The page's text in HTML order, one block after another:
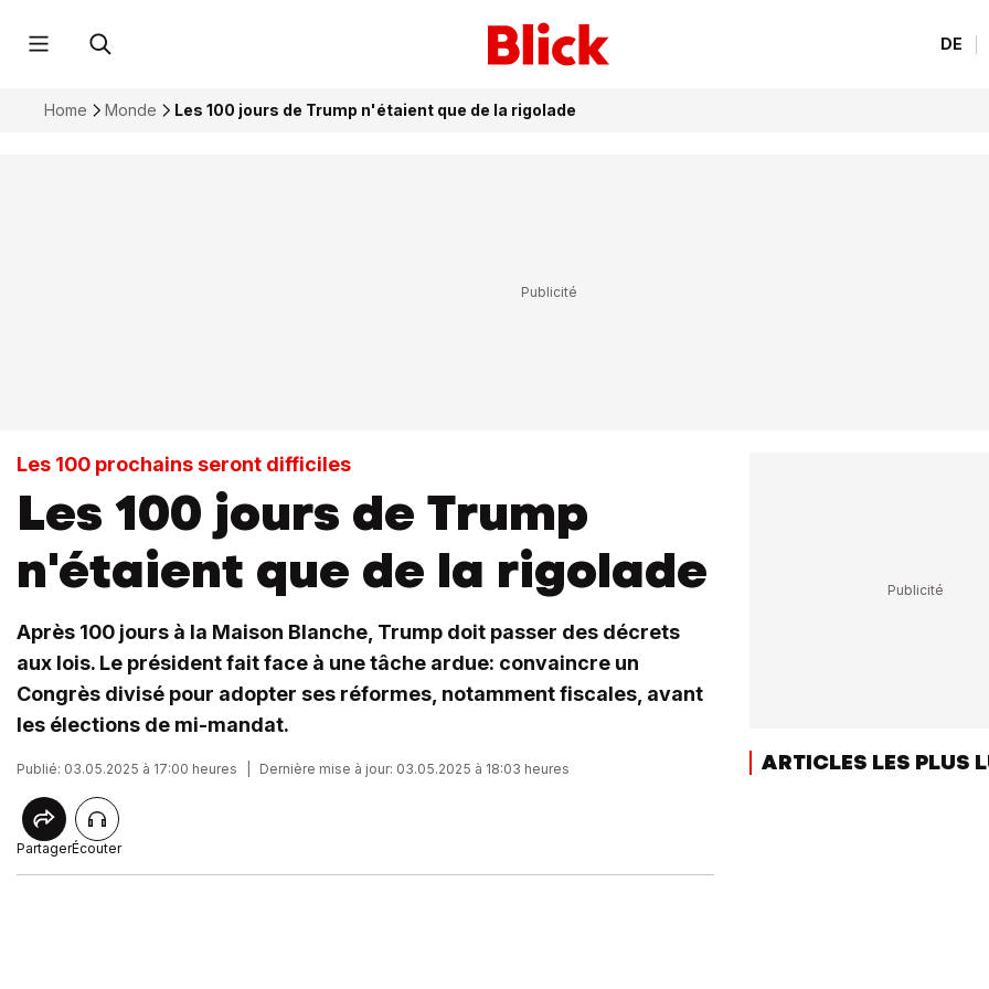
DE
Home Monde Les 100 jours de Trump n'étaient que de la rigolade
Les 100 prochains seront difficiles
Les 100 jours de Trump
n'étaient que de la rigolade
Après 100 jours à la Maison Blanche, Trump doit passer des décrets
aux lois. Le président fait face à une tâche ardue: convaincre un
Congrès divisé pour adopter ses réformes, notamment fiscales, avant
les élections de mi-mandat.
Publié: 03.05.2025 à 17:00 heures Dernière mise à jour: 03.05.2025 à 18:03 heures
PartagerÉcouter
ARTICLES LES PLUS